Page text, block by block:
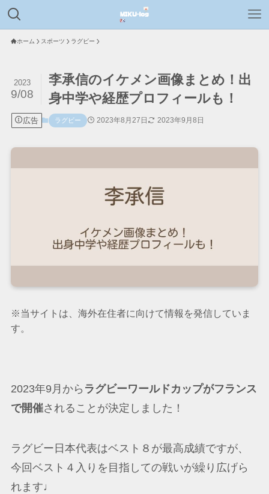
ホーム スポーツ ラグビー
李承信のイケメン画像まとめ！出
身中学や経歴プロフィールも！
2023
9/08
広告 ラグビー 2023年8月27日 2023年9月8日
※当サイトは、海外在住者に向けて情報を発信していま
す。
2023年9月から ラグビーワールドカップがフランス
で開催されることが決定しました！
ラグビー日本代表はベスト８が最高成績ですが、
今回ベスト４入りを目指しての戦いが繰り広げら
れます♩